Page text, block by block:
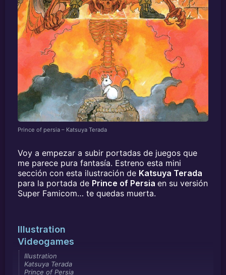
Prince of persia – Katsuya Terada
Voy a empezar a subir portadas de juegos que
me parece pura fantasía. Estreno esta mini
sección con esta ilustración de Katsuya Terada
para la portada de Prince of Persia en su versión
Super Famicom… te quedas muerta.
Illustration
Videogames
Illustration
Katsuya Terada
Prince of Persia